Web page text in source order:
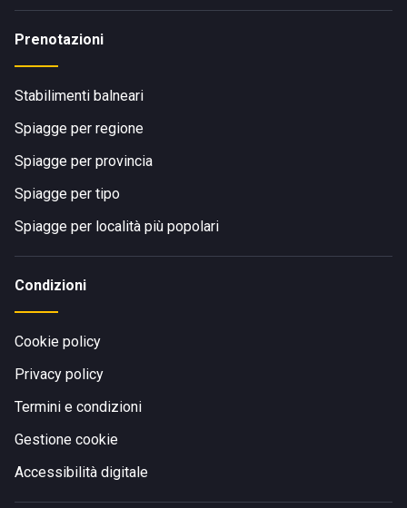
Prenotazioni
Stabilimenti balneari
Spiagge per regione
Spiagge per provincia
Spiagge per tipo
Spiagge per località più popolari
Condizioni
Cookie policy
Privacy policy
Termini e condizioni
Gestione cookie
Accessibilità digitale